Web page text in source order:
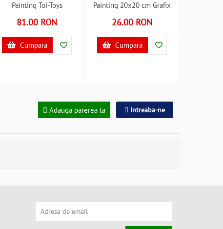
Painting Toi-Toys
81.00 RON
Cumpara
Painting 20x20 cm Grafix
B39018028
26.00 RON
Cumpara
Adauga parerea ta Intreaba-ne